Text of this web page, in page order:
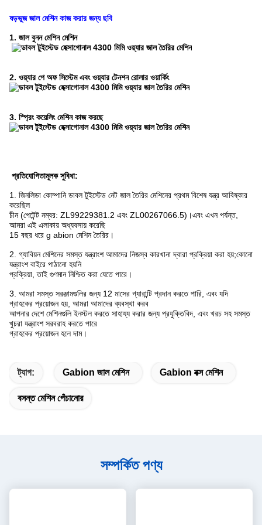
ষড়ভুজ জাল মেশিন কাজ করার জন্য ছবি
1. জাল বুনন মেশিন মেশিন
2. ওয়্যার পে অফ সিস্টেম এবং ওয়্যার টেনশন রোলার ওয়ার্কিং
3. স্প্রিং কয়েলিং মেশিন কাজ করছে
প্রতিযোগিতামূলক সুবিধা:
1. জিনলিডা কোম্পানি ডাবল টুইস্টেড নেট জাল তৈরির মেশিনের প্রথম বিশেষ যন্ত্র আবিষ্কার
করেছিল
চীন (পেটেন্ট নম্বর: ZL99229381.2 এবং ZL00267066.5)।এবং এখন পর্যন্ত,
আমরা এই এলাকায় অধ্যবসায় করেছি
15 বছর ধরে g abion মেশিন তৈরির।
2. গ্যাবিয়ন মেশিনের সমস্ত যন্ত্রাংশ আমাদের নিজস্ব কারখানা দ্বারা প্রক্রিয়া করা হয়;কোনো
যন্ত্রাংশ বাইরে পাঠানো হয়নি
প্রক্রিয়া, তাই গুণমান নিশ্চিত করা যেতে পারে।
3. আমরা সমস্ত সরঞ্জামগুলির জন্য 12 মাসের গ্যারান্টি প্রদান করতে পারি, এবং যদি
গ্রাহকের প্রয়োজন হয়, আমরা আমাদের ব্যবস্থা করব
আপনার দেশে মেশিনগুলি ইনস্টল করতে সাহায্য করার জন্য প্রযুক্তিবিদ, এবং খরচ সহ সমস্ত
খুচরা যন্ত্রাংশ সরবরাহ করতে পারে
গ্রাহকের প্রয়োজন হলে দাম।
ট্যাগ: Gabion জাল মেশিন Gabion বক্স মেশিন
বসন্ত মেশিন পেঁচানোর
সম্পর্কিত পণ্য